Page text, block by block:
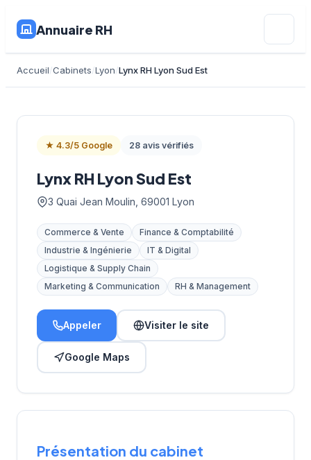
Annuaire RH
Accueil Cabinets Lyon Lynx RH Lyon Sud Est
★ 4.3/5 Google 28 avis vérifiés
Lynx RH Lyon Sud Est
3 Quai Jean Moulin, 69001 Lyon
Commerce & Vente
Finance & Comptabilité
Industrie & Ingénierie
IT & Digital
Logistique & Supply Chain
Marketing & Communication
RH & Management
Appeler Visiter le site
Google Maps
Présentation du cabinet